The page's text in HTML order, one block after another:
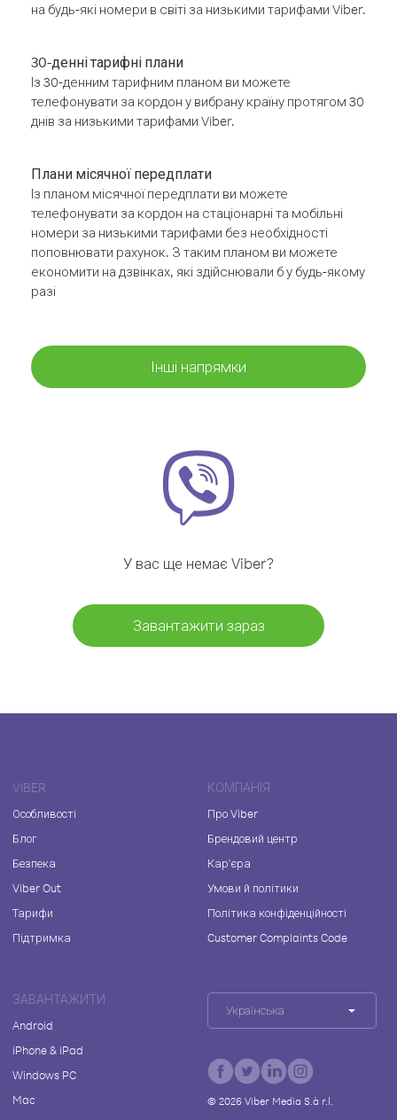
на будь-які номери в світі за низькими тарифами Viber.
30-денні тарифні плани
Із 30-денним тарифним планом ви можете
телефонувати за кордон у вибрану країну протягом 30
днів за низькими тарифами Viber.
Плани місячної передплати
Із планом місячної передплати ви можете
телефонувати за кордон на стаціонарні та мобільні
номери за низькими тарифами без необхідності
поповнювати рахунок. З таким планом ви можете
економити на дзвінках, які здійснювали б у будь-якому
разі
Інші напрямки
У вас ще немає Viber?
Завантажити зараз
VIBER
Особливості
Блог
Безпека
Viber Out
Тарифи
Підтримка
КОМПАНІЯ
Про Viber
Брендовий центр
Кар'єра
Умови й політики
Політика конфіденційності
Customer Complaints Code
ЗАВАНТАЖИТИ
Android
iPhone & iPad
Windows PC
Mac
Українська
© 2026Viber Media S.à r.l.